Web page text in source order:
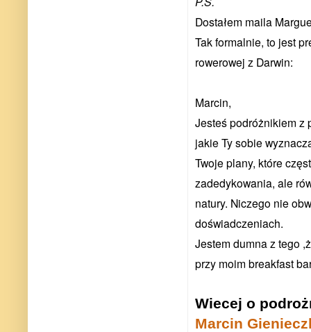
Dostałem maila
Tak formalnie, to jest
rowerowej z Darwin:
Marcin,
Jesteś podróżnikiem z
jakie Ty sobie
Twoje plany, które
zadedykowania, ale
natury. Niczego nie
doświadczeniach.
Jestem dumna z tego
przy moim breakfast
Wiecej o
Marcin